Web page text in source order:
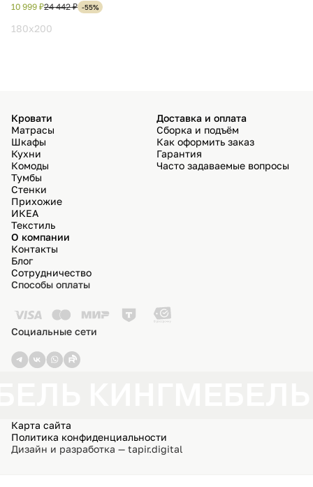
10 999 ₽24 442 ₽ -55%
180x200
Кровати
Матрасы
Шкафы
Кухни
Комоды
Тумбы
Стенки
Прихожие
ИКЕА
Текстиль
Доставка и оплата
Сборка и подъём
Как оформить заказ
Гарантия
Часто задаваемые вопросы
О компании
Контакты
Блог
Сотрудничество
Способы оплаты
Социальные сети
Карта сайта
Политика конфиденциальности
Дизайн и разработка — tapir.digital